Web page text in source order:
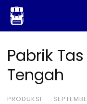
Skip
content
Pabrik
Tengah
PRODUKSI ·